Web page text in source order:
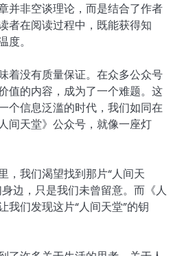
并非空谈理论，而是结合了作者
者在阅读过程中，既能获得知
。
着没有质量保证。在众多公众号
值的内容，成为了一个难题。这
个信息泛滥的时代，我们如同在
间天堂》公众号，就像一座灯
，我们渴望找到那片“人间天
边，只是我们未曾留意。而《人
我们发现这片“人间天堂”的钥